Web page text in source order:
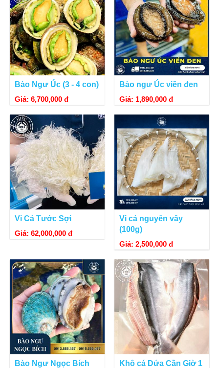
Bào Ngư Úc (3 - 4 con)
Giá: 6,700,000 đ
Bào ngư Úc viền đen
Giá: 1,890,000 đ
Vi Cá Tước Sợi
Giá: 62,000,000 đ
Vi cá nguyên vây
(100g)
Giá: 2,500,000 đ
Bào Ngư Ngọc Bích
Khô cá Dứa Cần Giờ 1